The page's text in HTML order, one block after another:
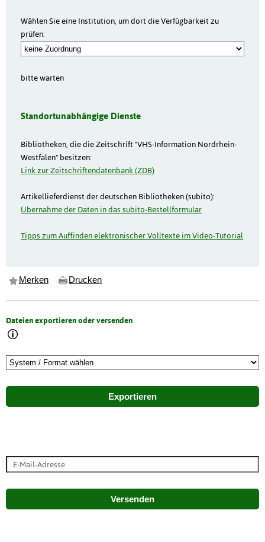
Wählen Sie eine Institution, um dort die Verfügbarkeit zu
prüfen:
bitte warten
Standortunabhängige Dienste
Bibliotheken, die die Zeitschrift "VHS-Information Nordrhein-
Westfalen" besitzen:
Link zur Zeitschriftendatenbank (ZDB)
Artikellieferdienst der deutschen Bibliotheken (subito):
Übernahme der Daten in das subito-Bestellformular
Tipps zum Auffinden elektronischer Volltexte im Video-Tutorial
Merken Drucken
Dateien exportieren oder versenden
Exportieren
Versenden